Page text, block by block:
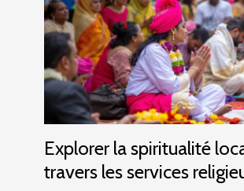
Explorer la spiritualité
travers les services